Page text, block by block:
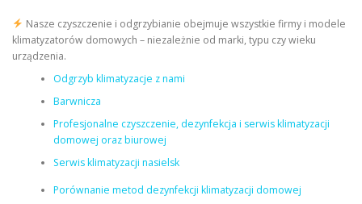
Nasze czyszczenie i odgrzybianie obejmuje wszystkie firmy i modele
klimatyzatorów domowych – niezależnie od marki, typu czy wieku
urządzenia.
Odgrzyb klimatyzacje z nami
Barwnicza
Profesjonalne czyszczenie, dezynfekcja i serwis klimatyzacji
domowej oraz biurowej
Serwis klimatyzacji nasielsk
Porównanie metod dezynfekcji klimatyzacji domowej